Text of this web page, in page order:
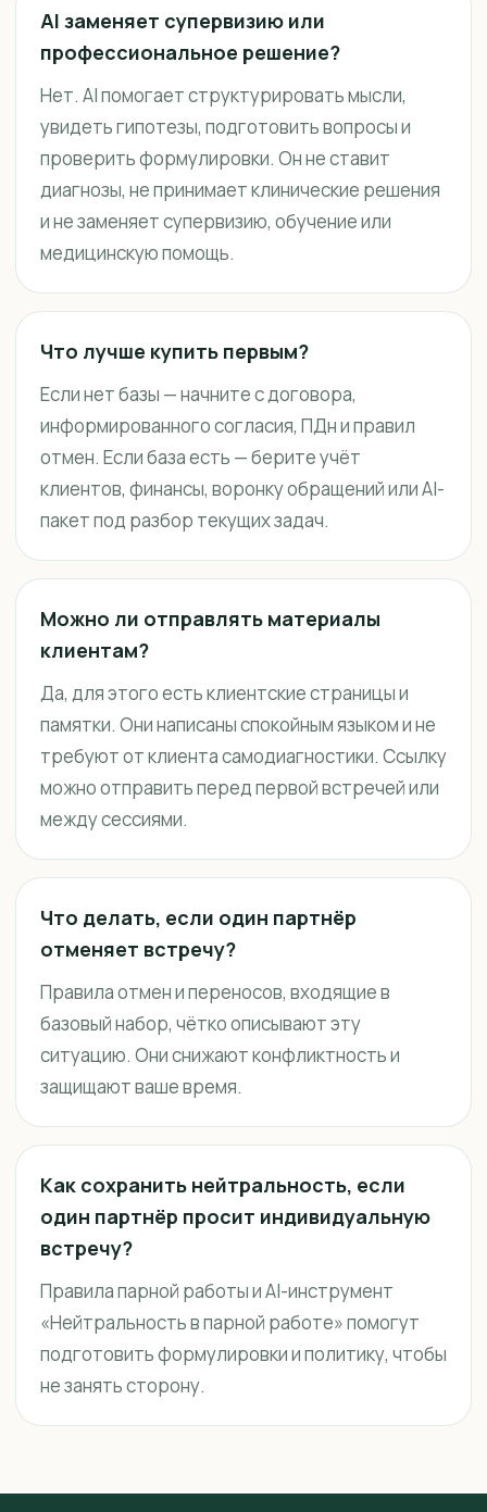
AI заменяет супервизию или
профессиональное решение?
Нет. AI помогает структурировать мысли,
увидеть гипотезы, подготовить вопросы и
проверить формулировки. Он не ставит
диагнозы, не принимает клинические решения
и не заменяет супервизию, обучение или
медицинскую помощь.
Что лучше купить первым?
Если нет базы — начните с договора,
информированного согласия, ПДн и правил
отмен. Если база есть — берите учёт
клиентов, финансы, воронку обращений или AI-
пакет под разбор текущих задач.
Можно ли отправлять материалы
клиентам?
Да, для этого есть клиентские страницы и
памятки. Они написаны спокойным языком и не
требуют от клиента самодиагностики. Ссылку
можно отправить перед первой встречей или
между сессиями.
Что делать, если один партнёр
отменяет встречу?
Правила отмен и переносов, входящие в
базовый набор, чётко описывают эту
ситуацию. Они снижают конфликтность и
защищают ваше время.
Как сохранить нейтральность, если
один партнёр просит индивидуальную
встречу?
Правила парной работы и AI-инструмент
«Нейтральность в парной работе» помогут
подготовить формулировки и политику, чтобы
не занять сторону.